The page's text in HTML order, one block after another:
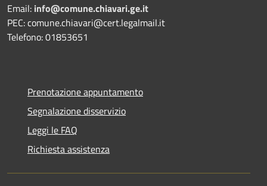
Email: info@comune.chiavari.ge.it
PEC: comune.chiavari@cert.legalmail.it
Telefono: 01853651
Prenotazione appuntamento
Segnalazione disservizio
Leggi le FAQ
Richiesta assistenza